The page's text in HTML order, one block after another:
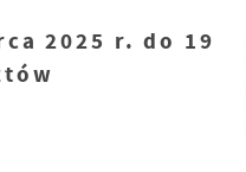
2025 r. do 19